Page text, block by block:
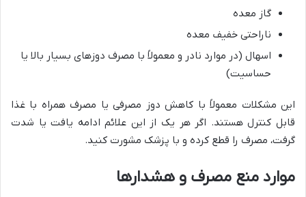
گاز معده
ناراحتی خفیف معده
اسهال (در موارد نادر و معمولاً با مصرف دوزهای بسیار بالا یا
حساسیت)
این مشکلات معمولاً با کاهش دوز مصرفی یا مصرف همراه با غذا
قابل کنترل هستند. اگر هر یک از این علائم ادامه یافت یا شدت
گرفت، مصرف را قطع کرده و با پزشک مشورت کنید.
موارد منع مصرف و هشدارها